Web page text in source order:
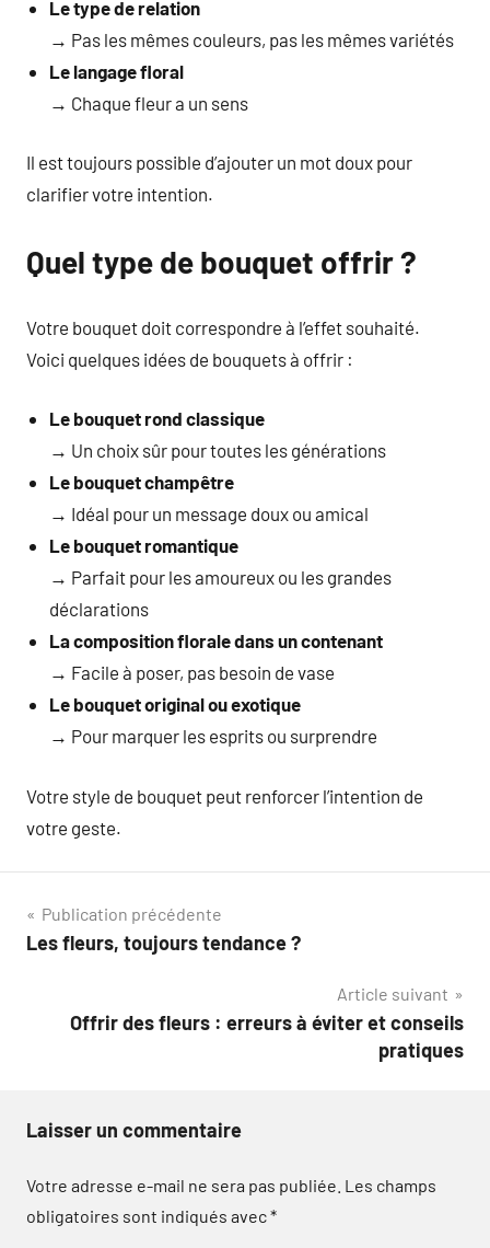
Le type de relation
→ Pas les mêmes couleurs, pas les mêmes variétés
Le langage floral
→ Chaque fleur a un sens
Il est toujours possible d’ajouter un mot doux pour
clarifier votre intention.
Quel type de bouquet offrir ?
Votre bouquet doit correspondre à l’effet souhaité.
Voici quelques idées de bouquets à offrir :
Le bouquet rond classique
→ Un choix sûr pour toutes les générations
Le bouquet champêtre
→ Idéal pour un message doux ou amical
Le bouquet romantique
→ Parfait pour les amoureux ou les grandes
déclarations
La composition florale dans un contenant
→ Facile à poser, pas besoin de vase
Le bouquet original ou exotique
→ Pour marquer les esprits ou surprendre
Votre style de bouquet peut renforcer l’intention de
votre geste.
Navigation
de
Publication précédente
Les fleurs, toujours tendance ?
Article suivant
Offrir des fleurs : erreurs à éviter et conseils
pratiques
Laisser un commentaire
Votre adresse e-mail ne sera pas publiée. Les champs
obligatoires sont indiqués avec*